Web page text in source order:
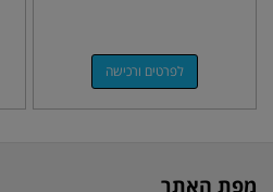
לפרטים ורכישה
מפת האתר